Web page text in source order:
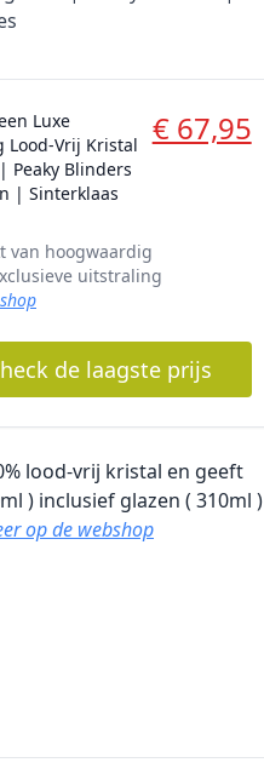
Luxe
Lood-Vrij Kristal
Peaky Blinders
| Sinterklaas
€ 67,95
van hoogwaardig
uitstraling
de laagste prijs
lood-vrij kristal en geeft
) inclusief glazen ( 310ml )
op de webshop